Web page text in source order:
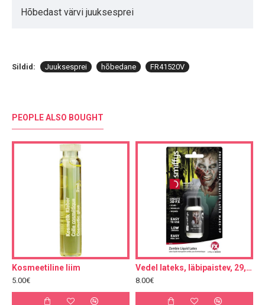
Hõbedast värvi juuksesprei
Sildid: Juuksesprei hõbedane FR41520V
PEOPLE ALSO BOUGHT
Kosmeetiline liim
5.00€
Vedel lateks, läbipaistev, 29,57ml
8.00€